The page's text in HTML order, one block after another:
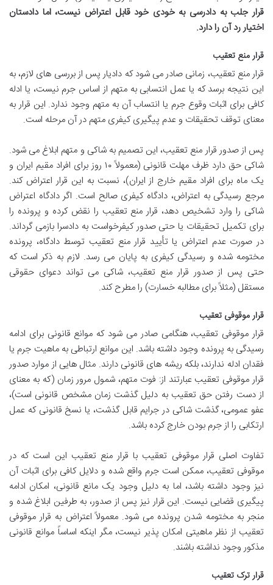
قرار جلب به دادرسی به خودی خود قابل اعتراض نیست، اما دادستان
اختیار رد آن را دارد.
قرار منع تعقیب
قرار منع تعقیب، زمانی صادر می شود که دادیار پس از بررسی های لازم، به
این نتیجه برسد که یا عمل انتسابی به متهم از اساس جرم نیست، یا ادله
کافی برای اثبات وقوع جرم یا انتساب آن به متهم وجود ندارد. این قرار به
معنای توقف تحقیقات و عدم پیگیری کیفری متهم در آن مرحله است.
پس از صدور قرار منع تعقیب، این تصمیم به شاکی و متهم ابلاغ می شود.
شاکی حق دارد ظرف مهلت قانونی (معمولاً ۱۰ روز برای افراد مقیم ایران و
یک ماه برای افراد مقیم خارج از ایران)، نسبت به این قرار اعتراض کند.
مرجع رسیدگی به اعتراض، دادگاه کیفری صالح است. اگر دادگاه اعتراض
شاکی را وارد تشخیص دهد، قرار منع تعقیب را نقض کرده و پرونده را
برای تکمیل تحقیقات یا حتی صدور کیفرخواست به دادسرا بازمی گرداند.
در صورت عدم اعتراض یا تأیید قرار منع تعقیب توسط دادگاه، پرونده
مختومه شده و رسیدگی کیفری به پایان می رسد. لازم به ذکر است که
حتی پس از صدور قرار منع تعقیب، شاکی می تواند دعوای حقوقی
مستقل (مثلاً برای مطالبه خسارت) را مطرح کند.
قرار موقوفی تعقیب
قرار موقوفی تعقیب، هنگامی صادر می شود که موانع قانونی برای ادامه
رسیدگی به پرونده وجود داشته باشد. این موانع ارتباطی به ماهیت جرم یا
فقدان ادله ندارند، بلکه ریشه های قانونی دارند. مثال هایی از موارد صدور
قرار موقوفی تعقیب عبارتند از: فوت متهم، شمول مرور زمان (که به معنای
از دست رفتن حق تعقیب به دلیل گذشت زمان مشخص قانونی است)،
عفو عمومی، گذشت شاکی در جرایم قابل گذشت، یا نسخ قانونی که عمل
ارتکابی را از جرم بودن خارج کرده باشد.
تفاوت اصلی قرار موقوفی تعقیب با قرار منع تعقیب این است که در
موقوفی تعقیب، ممکن است جرم واقع شده و دلایل کافی برای اثبات آن
نیز وجود داشته باشد، اما به دلیل وجود یک مانع قانونی، امکان ادامه
پیگیری قضایی نیست. این قرار نیز پس از صدور، به طرفین ابلاغ شده و
منجر به مختومه شدن پرونده می شود. معمولاً اعتراض به قرار موقوفی
تعقیب از نظر ماهیتی امکان پذیر نیست، مگر اینکه اساساً موانع قانونی
مذکور وجود نداشته باشند.
قرار ترک تعقیب